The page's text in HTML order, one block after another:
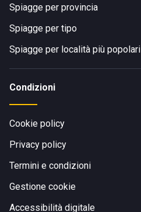
Spiagge per provincia
Spiagge per tipo
Spiagge per località più popolari
Condizioni
Cookie policy
Privacy policy
Termini e condizioni
Gestione cookie
Accessibilità digitale